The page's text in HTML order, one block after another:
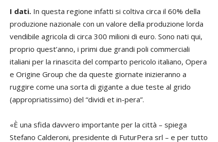
I dati. In questa regione infatti si coltiva circa il 60% della
produzione nazionale con un valore della produzione lorda
vendibile agricola di circa 300 milioni di euro. Sono nati qui,
proprio quest’anno, i primi due grandi poli commerciali
italiani per la rinascita del comparto pericolo italiano, Opera
e Origine Group che da queste giornate inizieranno a
ruggire come una sorta di gigante a due teste al grido
(appropriatissimo) del “dividi et in-pera”.
«È una sfida davvero importante per la città – spiega
Stefano Calderoni, presidente di FuturPera srl – e per tutto